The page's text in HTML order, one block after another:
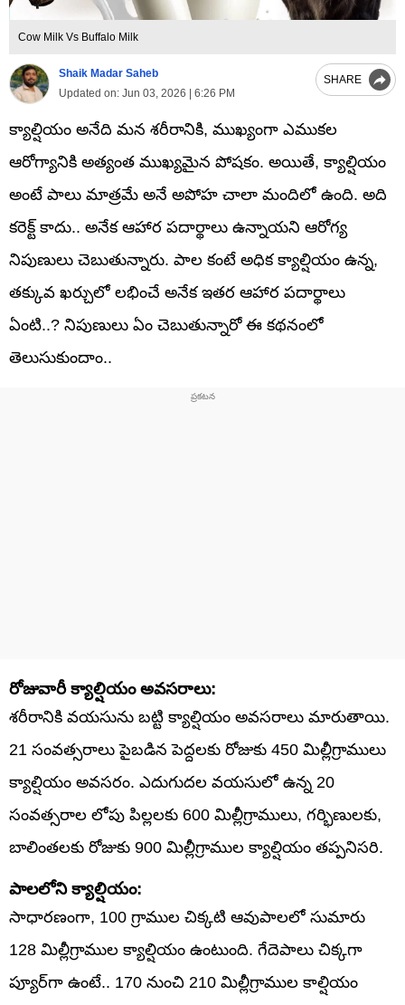
Cow Milk Vs Buffalo Milk
Shaik Madar Saheb
Updated on: Jun 03, 2026 | 6:26 PM
SHARE
క్యాల్షియం అనేది మన శరీరానికి, ముఖ్యంగా ఎముకల
ఆరోగ్యానికి అత్యంత ముఖ్యమైన పోషకం. అయితే, క్యాల్షియం
అంటే పాలు మాత్రమే అనే అపోహ చాలా మందిలో ఉంది. అది
కరెక్ట్ కాదు.. అనేక ఆహార పదార్థాలు ఉన్నాయని ఆరోగ్య
నిపుణులు చెబుతున్నారు. పాల కంటే అధిక క్యాల్షియం ఉన్న,
తక్కువ ఖర్చులో లభించే అనేక ఇతర ఆహార పదార్థాలు
ఏంటి..? నిపుణులు ఏం చెబుతున్నారో ఈ కథనంలో
తెలుసుకుందాం..
రోజువారీ క్యాల్షియం అవసరాలు:
శరీరానికి వయసును బట్టి క్యాల్షియం అవసరాలు మారుతాయి.
21 సంవత్సరాలు పైబడిన పెద్దలకు రోజుకు 450 మిల్లీగ్రాములు
క్యాల్షియం అవసరం. ఎదుగుదల వయసులో ఉన్న 20
సంవత్సరాల లోపు పిల్లలకు 600 మిల్లీగ్రాములు, గర్భిణులకు,
బాలింతలకు రోజుకు 900 మిల్లీగ్రాముల క్యాల్షియం తప్పనిసరి.
పాలలోని క్యాల్షియం:
సాధారణంగా, 100 గ్రాముల చిక్కటి ఆవుపాలలో సుమారు
128 మిల్లీగ్రాముల క్యాల్షియం ఉంటుంది. గేదెపాలు చిక్కగా
ప్యూర్‌గా ఉంటే.. 170 నుంచి 210 మిల్లీగ్రాముల కాల్షియం